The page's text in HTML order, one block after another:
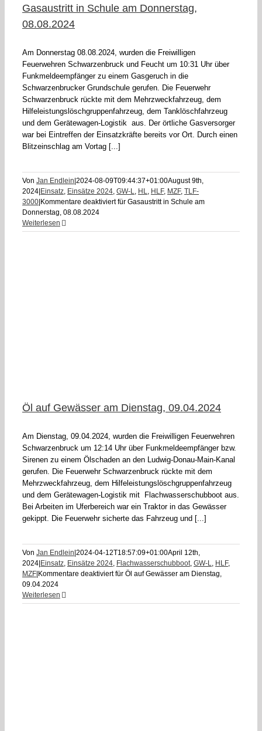
Gasaustritt in Schule am Donnerstag,
08.08.2024
Am Donnerstag 08.08.2024, wurden die Freiwilligen
Feuerwehren Schwarzenbruck und Feucht um 10:31 Uhr über
Funkmeldeempfänger zu einem Gasgeruch in die
Schwarzenbrucker Grundschule gerufen. Die Feuerwehr
Schwarzenbruck rückte mit dem Mehrzweckfahrzeug, dem
Hilfeleistungslöschgruppenfahrzeug, dem Tanklöschfahrzeug
und dem Gerätewagen-Logistik aus. Der örtliche Gasversorger
war bei Eintreffen der Einsatzkräfte bereits vor Ort. Durch einen
Blitzeinschlag am Vortag [...]
Von Jan Endlein 2024-08-09T09:44:37+01:00August 9th,
2024 Einsatz, Einsätze 2024, GW-L, HL, HLF, MZF, TLF-
3000 Kommentare deaktiviertfür Gasaustritt in Schule am
Donnerstag, 08.08.2024
Weiterlesen
Öl auf Gewässer am Dienstag, 09.04.2024
Am Dienstag, 09.04.2024, wurden die Freiwilligen Feuerwehren
Schwarzenbruck um 12:14 Uhr über Funkmeldeempfänger bzw.
Sirenen zu einem Ölschaden an den Ludwig-Donau-Main-Kanal
gerufen. Die Feuerwehr Schwarzenbruck rückte mit dem
Mehrzweckfahrzeug, dem Hilfeleistungslöschgruppenfahrzeug
und dem Gerätewagen-Logistik mit Flachwasserschubboot aus.
Bei Arbeiten im Uferbereich war ein Traktor in das Gewässer
gekippt. Die Feuerwehr sicherte das Fahrzeug und [...]
Von Jan Endlein 2024-04-12T18:57:09+01:00April 12th,
2024 Einsatz, Einsätze 2024, Flachwasserschubboot, GW-L, HLF,
MZF Kommentare deaktiviertfür Öl auf Gewässer am Dienstag,
09.04.2024
Weiterlesen